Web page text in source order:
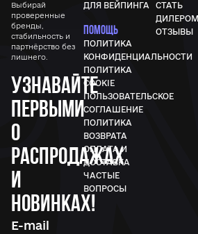
Выбирай
проверенные
бренды,
стабильность и
партнёрство без
лишнего.
Узнавайте
первыми
о
распродажах
и
новинках!
ДЛЯ ВЕЙПИНГА
ПОМОЩЬ
ПОЛИТИКА
КОНФИДЕНЦИАЛЬНОСТИ
ПОЛИТИКА
COOKIE
ПОЛЬЗОВАТЕЛЬСКОЕ
СОГЛАШЕНИЕ
ПОЛИТИКА
ВОЗВРАТА
ОПЛАТА И
ДОСТАВКА
ЧАСТЫЕ
ВОПРОСЫ
СТАТЬ
ДИЛЕРОМ
ОТЗЫВЫ